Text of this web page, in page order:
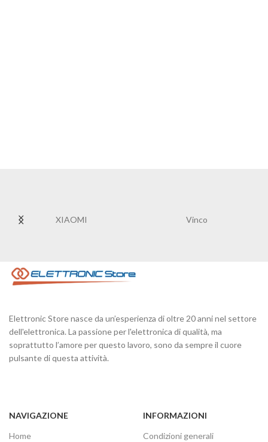
XIAOMI Vinco
Elettronic Store nasce da un’esperienza di oltre 20 anni nel settore
dell'elettronica. La passione per l'elettronica di qualità, ma
soprattutto l’amore per questo lavoro, sono da sempre il cuore
pulsante di questa attività.
NAVIGAZIONE
Home
INFORMAZIONI
Condizioni generali